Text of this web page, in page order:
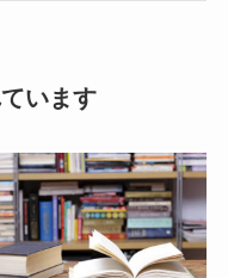
います